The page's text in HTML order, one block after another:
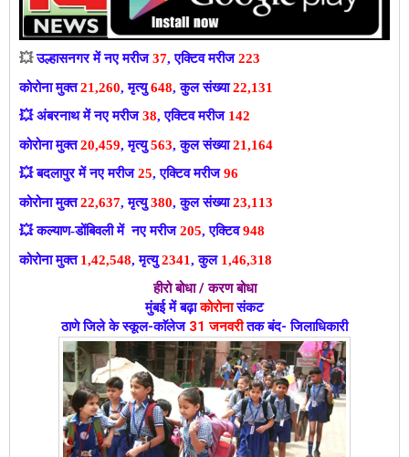
💥उल्हासनगर में नए मरीज37, एक्टिव मरीज223
कोरोना मुक्त21,260, मृत्यु648, कुल संख्या22,131
💥अंबरनाथ में नए मरीज38, एक्टिव मरीज 142
कोरोना मुक्त20,459, मृत्यु563, कुल संख्या21,164
💥बदलापुर में नए मरीज25, एक्टिव मरीज96
कोरोना मुक्त22,637, मृत्यु380, कुल संख्या23,113
💥कल्याण-डोंबिवली में नए मरीज205, एक्टिव948
कोरोना मुक्त1,42,548, मृत्यु2341, कुल 1,46,318
हीरो बोधा / करण बोधा
मुंबई में बढ़ाकोरोनासंकट
ठाणे जिले के स्कूल-काॅलेज 31 जनवरीतक बंद- जिलाधिकारी